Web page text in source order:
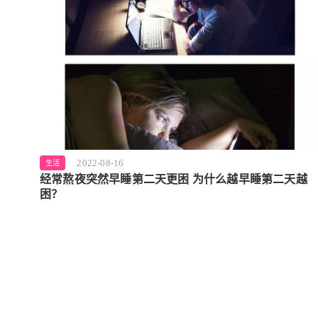
生活 2022-08-16
经常熬夜突然早睡第二天更困 为什么越早睡第二天越
困？